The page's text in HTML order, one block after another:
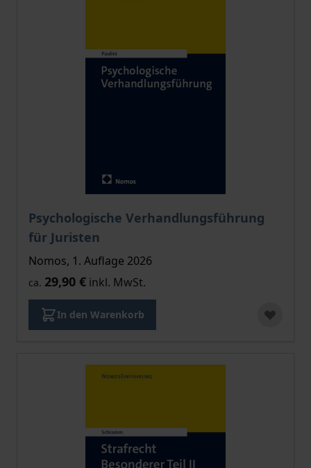
Psychologische Verhandlungsführung
für Juristen
Nomos, 1. Auflage 2026
ca. 29,90 € inkl. MwSt.
In den Warenkorb